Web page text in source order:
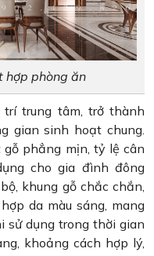
hợp phòng ăn
trung tâm, trở thành
gian sinh hoạt chung.
gỗ phẳng mịn, tỷ lệ cân
cho gia đình đông
khung gỗ chắc chắn,
da màu sáng, mang
sử dụng trong thời gian
khoảng cách hợp lý,